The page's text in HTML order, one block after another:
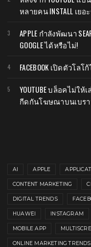
หลายคน INSTALL เยอ
APPLE กำลังพัฒนา
GOOGLE ได้หรือไม่!
FACEBOOK เปิดตัวโ
YOUTUBE บล็อคไม่ให้
กีดกันโฆษณาบนเบรา
AI APPLE
CONTENT MARKETING
DIGITAL TRENDS
HUAWEI INSTAGRAM
MOBILE APP
ONLINE MARKETING TRENDS